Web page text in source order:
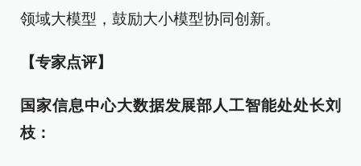
领域大模型，鼓励大小模型协同创新。
【专家点评】
国家信息中心大数据发展部人工智能处处长刘
枝：